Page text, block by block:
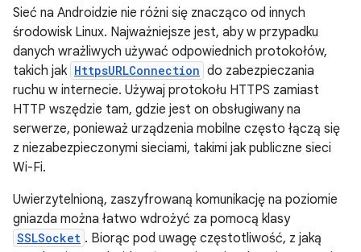
Sieć na Androidzie nie różni się znacząco od innych
środowisk Linux. Najważniejsze jest, aby w przypadku
danych wrażliwych używać odpowiednich protokołów,
takich jak HttpsURLConnection do zabezpieczania
ruchu w internecie. Używaj protokołu HTTPS zamiast
HTTP wszędzie tam, gdzie jest on obsługiwany na
serwerze, ponieważ urządzenia mobilne często łączą się
z niezabezpieczonymi sieciami, takimi jak publiczne sieci
Wi-Fi.
Uwierzytelnioną, zaszyfrowaną komunikację na poziomie
gniazda można łatwo wdrożyć za pomocą klasy
SSLSocket . Biorąc pod uwagę częstotliwość, z jaką